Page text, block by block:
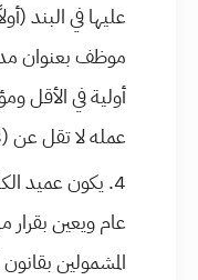
موظف بعنوان
أولية في الأقل
عمله لا تقل عن (8) ثماني سنوات.
يكون عميد
عام ويعين
المشمولين